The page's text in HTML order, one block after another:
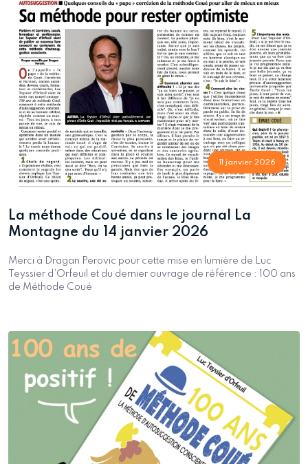
11 janvier 2026
La méthode Coué dans le journal La
Montagne du 14 janvier 2026
Merci à Dragan Perovic pour cette mise en lumière de Luc
Teyssier d’Orfeuil et du dernier ouvrage de référence : 100 ans
de Méthode Coué